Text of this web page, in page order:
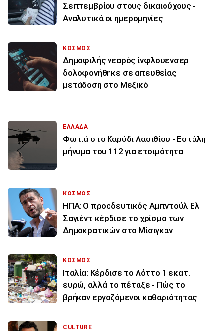
Σεπτεμβρίου στους δικαιούχους -
Αναλυτικά οι ημερομηνίες
ΚΟΣΜΟΣ
Δημοφιλής νεαρός ίνφλουενσερ
δολοφονήθηκε σε απευθείας
μετάδοση στο Μεξικό
ΕΛΛΑΔΑ
Φωτιά στο Καρύδι Λασιθίου - Εστάλη
μήνυμα του 112 για ετοιμότητα
ΚΟΣΜΟΣ
ΗΠΑ: Ο προοδευτικός Αμπντούλ Ελ
Σαγιέντ κέρδισε το χρίσμα των
Δημοκρατικών στο Μίσιγκαν
ΚΟΣΜΟΣ
Ιταλία: Κέρδισε το Λόττο 1 εκατ.
ευρώ, αλλά το πέταξε - Πώς το
βρήκαν εργαζόμενοι καθαριότητας
CULTURE